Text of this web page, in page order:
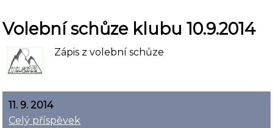
Volební schůze klubu 10.9.2014
Zápis z volební schůze
11. 9. 2014
Celý příspěvek